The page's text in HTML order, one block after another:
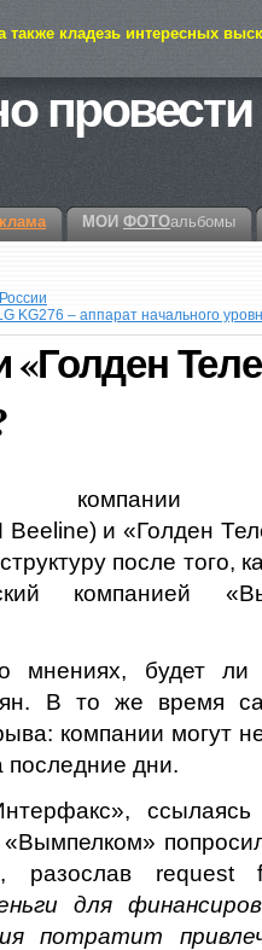
также кладезь интересных
МОИ ФОТОальбомы
KG276 – аппарат начального
компании
и «Голден
после того,
компанией
мнениях, будет ли
В то же время
компании могут
последние дни.
разослав request
для
потратит